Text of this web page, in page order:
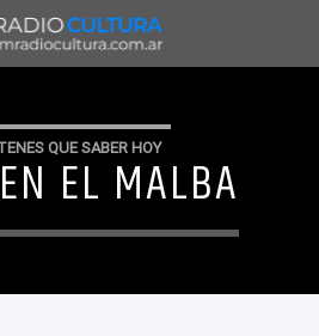
QUE SABER HOY
EL MALBA